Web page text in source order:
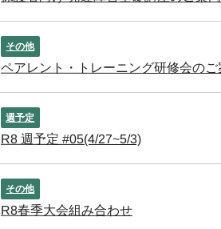
その他
ペアレント・トレーニング研修会のご
週予定
R8 週予定 #05(4/27~5/3)
その他
R8春季大会組み合わせ